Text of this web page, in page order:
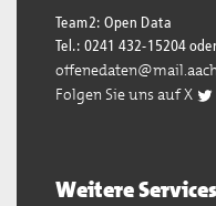
Team2: Open Data
Tel.: 0241 432-15204
Folgen Sie uns auf X
Weitere Services